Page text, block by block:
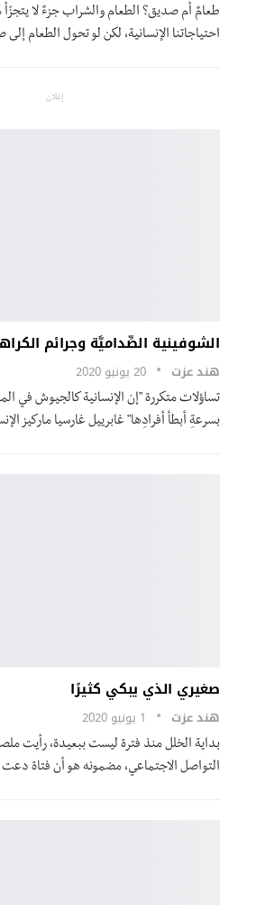
طعامٌ أم صديق؟ الطعام والشراب جزءٌ لا
احتياجاتنا الإنسانية، لكن لو تحول الطعام
إعلان
الشوفينية الصِّداميَّة وجرائم
هند عزت 20 يونيو 2020
تساؤلات متكررة "إن الإنسانية كالجيوش في
بسرعةِ أبطأ أفرادِها" غابرييل غارسيا ماركيز
صغيري الذي يبكي كثيرًا
هند عزت 1 يونيو 2020
بداية الخلل منذ فترة ليست ببعيدة، رأيت
التواصل الاجتماعي، مضمونه هو أن فتاة دعت